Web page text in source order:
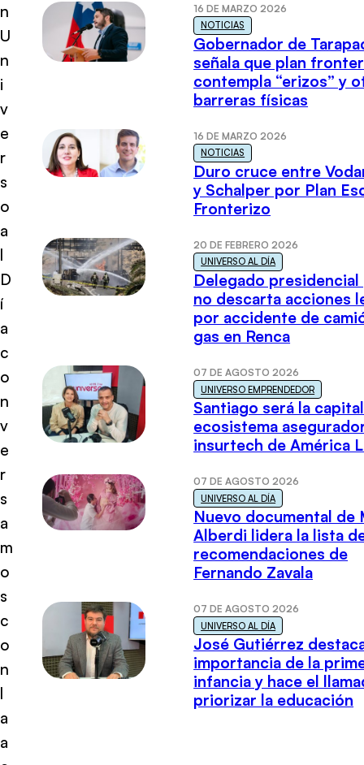
n
U
n
i
v
e
r
s
o
a
l
D
í
a
c
o
n
v
e
r
s
a
m
o
s
c
o
n
l
a
a
16 DE MARZO 2026
NOTICIAS
Gobernador de
señala que plan
contempla “erizos” y
barreras físicas
16 DE MARZO 2026
NOTICIAS
Duro cruce entre
y Schalper por Plan
Fronterizo
20 DE FEBRERO 2026
UNIVERSO AL DÍA
Delegado presidencial
no descarta acciones
por accidente de
gas en Renca
07 DE AGOSTO 2026
UNIVERSO EMPRENDEDOR
Santiago será la
ecosistema
insurtech de América
07 DE AGOSTO 2026
UNIVERSO AL DÍA
Nuevo documental de
Alberdi lidera la lista
recomendaciones de
Fernando Zavala
07 DE AGOSTO 2026
UNIVERSO AL DÍA
José Gutiérrez
importancia de la
infancia y hace el
priorizar la educación